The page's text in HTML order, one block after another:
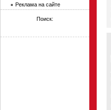
Реклама на сайте
Поиск: